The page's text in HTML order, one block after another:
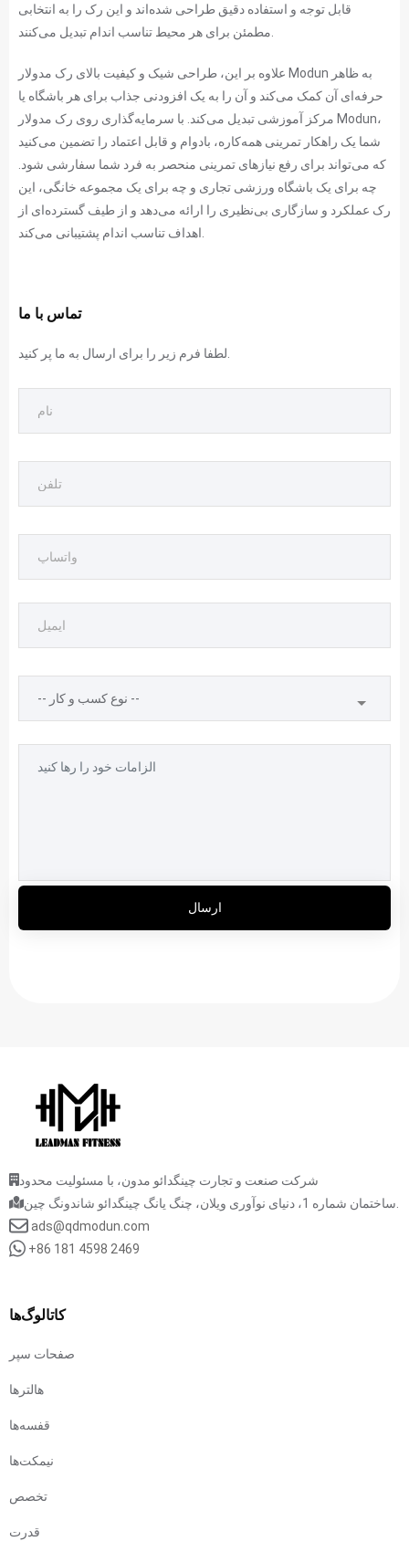
قابل توجه و استفاده دقیق طراحی شده‌اند و این رک را به انتخابی
علاوه بر این، طراحی شیک و کیفیت بالای رک مدولار Modun به ظاهر
حرفه‌ای آن کمک می‌کند و آن را به یک افزودنی جذاب برای هر باشگاه یا
مرکز آموزشی تبدیل می‌کند. با سرمایه‌گذاری روی رک مدولار Modun،
شما یک راهکار تمرینی همه‌کاره، بادوام و قابل اعتماد را تضمین می‌کنید
که می‌تواند برای رفع نیازهای تمرینی منحصر به فرد شما سفارشی شود.
چه برای یک باشگاه ورزشی تجاری و چه برای یک مجموعه خانگی، این
رک عملکرد و سازگاری بی‌نظیری را ارائه می‌دهد و از طیف گسترده‌ای از
تماس با ما
ارسال
شرکت صنعت و تجارت چینگدائو مدون، با مسئولیت محدود
ads@qdmodun.com
+86 181 4598 2469
کاتالوگ‌ها
صفحات سپر
هالترها
قفسه‌ها
نیمکت‌ها
تخصص
قدرت